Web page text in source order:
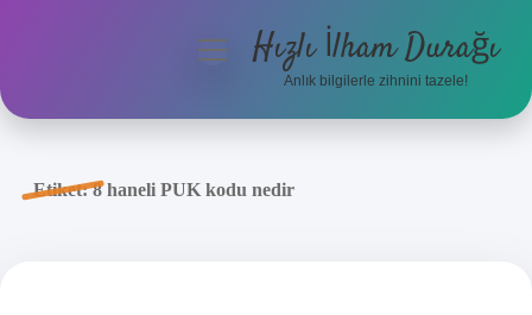
Anasayfa
menüyüHızlı İlham Durağı
Anlık bilgilerle zihnini tazele!
Etiket:8 haneli PUK kodu nedir